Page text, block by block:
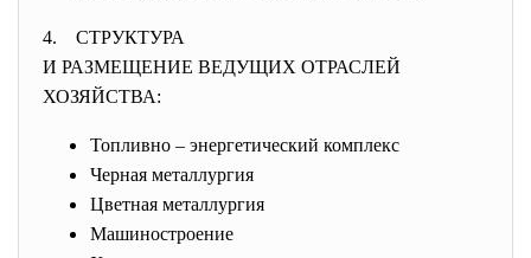
4. СТРУКТУРА
И РАЗМЕЩЕНИЕ ВЕДУЩИХ ОТРАСЛЕЙ
ХОЗЯЙСТВА:
Топливно – энергетический комплекс
Черная металлургия
Цветная металлургия
Машиностроение